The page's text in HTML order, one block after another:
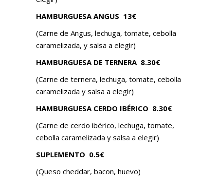
HAMBURGUESA ANGUS 13€
(Carne de Angus, lechuga, tomate, cebolla
caramelizada, y salsa a elegir)
HAMBURGUESA DE TERNERA 8.30€
(Carne de ternera, lechuga, tomate, cebolla
caramelizada y salsa a elegir)
HAMBURGUESA CERDO IBÉRICO 8.30€
(Carne de cerdo ibérico, lechuga, tomate,
cebolla caramelizada y salsa a elegir)
SUPLEMENTO 0.5€
(Queso cheddar, bacon, huevo)